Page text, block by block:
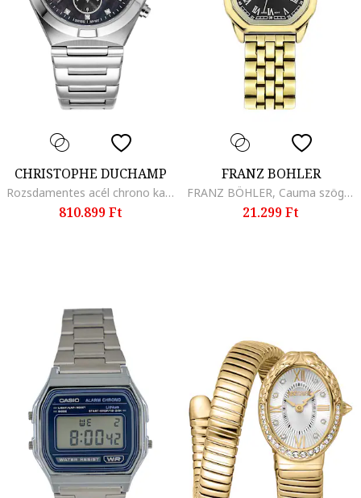
CHRISTOPHE DUCHAMP
Rozsdamentes acél chrono karóra 11 gyémánttal díszítve, Ezüstszín
810.899 Ft
FRANZ BOHLER
FRANZ BÖHLER, Cauma szögletes karóra rozsdamentes acél szíjjal, Aranyszín
21.299 Ft